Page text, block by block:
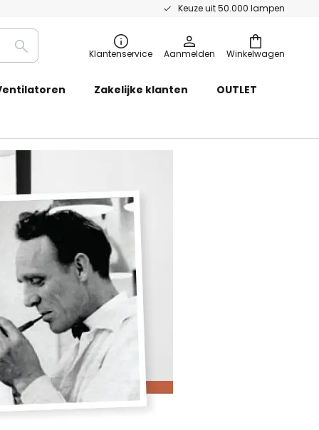
Keuze uit 50.000 lampen
Winkelwagen
Zoeken Klantenservice Aanmelden
Zakelijke klanten OUTLET